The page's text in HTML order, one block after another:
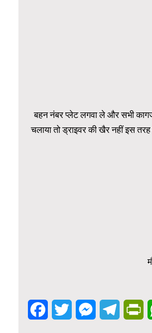
बहन नंबर प्लेट लगवा ले और सभी
चलाया तो ड्राइवर की खैर नहीं इस
FacebookTwitter Messenger